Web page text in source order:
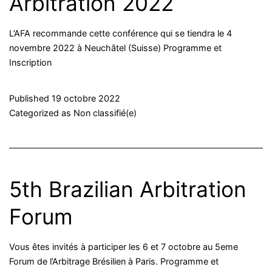
L’AFA recommande cette conférence qui se tiendra le 4
novembre 2022 à Neuchâtel (Suisse) Programme et
Inscription
Published 19 octobre 2022
Categorized as Non classifié(e)
5th Brazilian Arbitration
Forum
Vous êtes invités à participer les 6 et 7 octobre au 5eme
Forum de l’Arbitrage Brésilien à Paris. Programme et